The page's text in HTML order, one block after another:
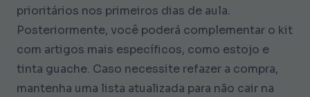
prioritários nos primeiros dias de aula.
Posteriormente, você poderá complementar o kit
com artigos mais específicos, como estojo e
tinta guache. Caso necessite refazer a compra,
mantenha uma lista atualizada para não cair na